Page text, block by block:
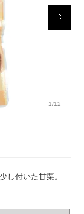
1/12
し付いた甘栗。